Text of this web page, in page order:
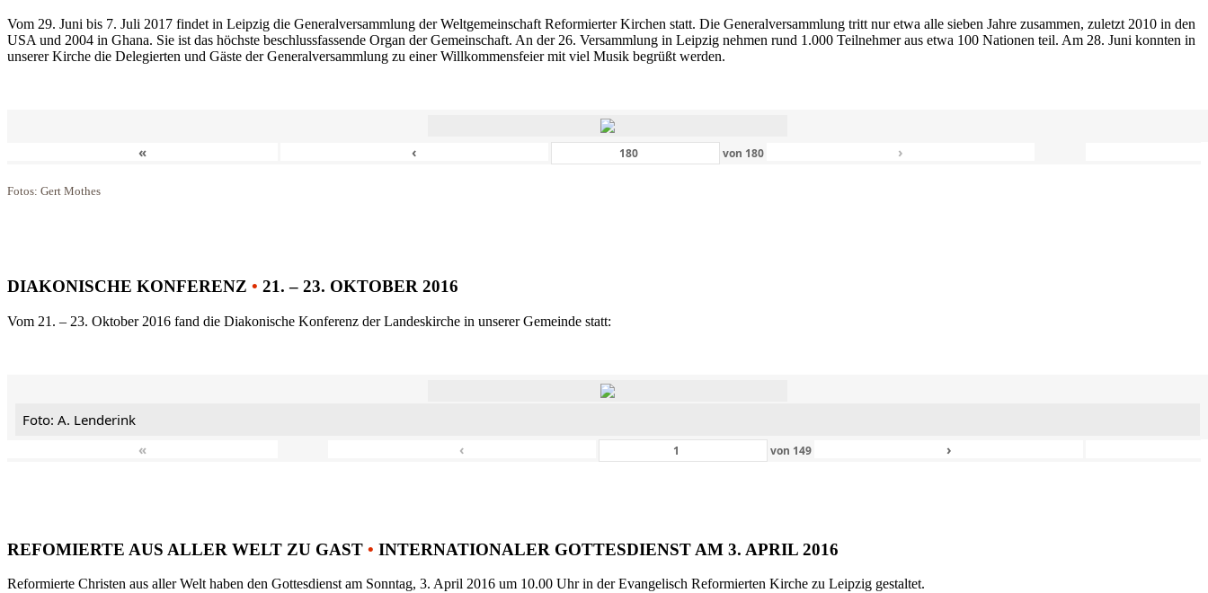
Vom 29. Juni bis 7. Juli 2017 findet in Leipzig die Generalversammlung der Weltgemeinschaft Reformierter Kirchen statt. Die Generalversammlung tritt nur etwa alle sieben Jahre zusammen, zuletzt 2010 in den
USA und 2004 in Ghana. Sie ist das höchste beschlussfassende Organ der Gemeinschaft. An der 26. Versammlung in Leipzig nehmen rund 1.000 Teilnehmer aus etwa 100 Nationen teil. Am 28. Juni konnten in
unserer Kirche die Delegierten und Gäste der Generalversammlung zu einer Willkommensfeier mit viel Musik begrüßt werden.
« ‹ von 180 ›
Fotos: Gert Mothes
DIAKONISCHE KONFERENZ • 21. – 23. OKTOBER 2016
Vom 21. – 23. Oktober 2016 fand die Diakonische Konferenz der Landeskirche in unserer Gemeinde statt:
Foto: A. Lenderink
«
‹ von 149 ›
REFOMIERTE AUS ALLER WELT ZU GAST • INTERNATIONALER GOTTESDIENST AM 3. APRIL 2016
Reformierte Christen aus aller Welt haben den Gottesdienst am Sonntag, 3. April 2016 um 10.00 Uhr in der Evangelisch Reformierten Kirche zu Leipzig gestaltet.